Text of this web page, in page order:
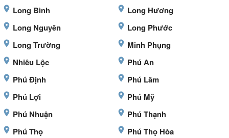
Long Bình
Long Hương
Long Nguyên
Long Phước
Long Trường
Minh Phụng
Nhiêu Lộc
Phú An
Phú Định
Phú Lâm
Phú Lợi
Phú Mỹ
Phú Nhuận
Phú Thạnh
Phú Thọ
Phú Thọ Hòa